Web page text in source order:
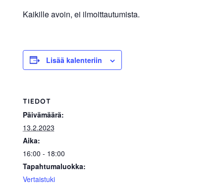
Kaikille avoin, ei ilmoittautumista.
Lisää kalenteriin
TIEDOT
Päivämäärä:
13.2.2023
Aika:
16:00 - 18:00
Tapahtumaluokka:
Vertaistuki